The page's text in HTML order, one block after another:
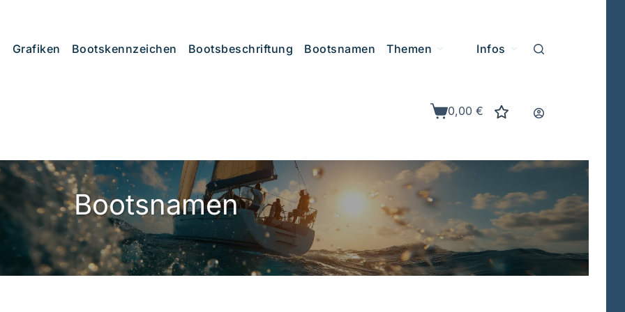
Grafiken Bootskennzeichen Bootsbeschriftung Bootsnamen Themen Infos
Warenkorb
0,00€
Bootsnamen